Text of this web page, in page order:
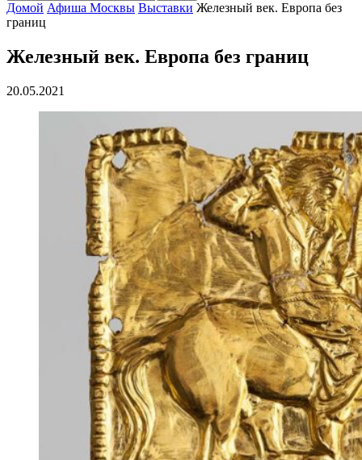
Домой Афиша Москвы Выставки Железный век. Европа без
границ
Железный век. Европа без границ
20.05.2021